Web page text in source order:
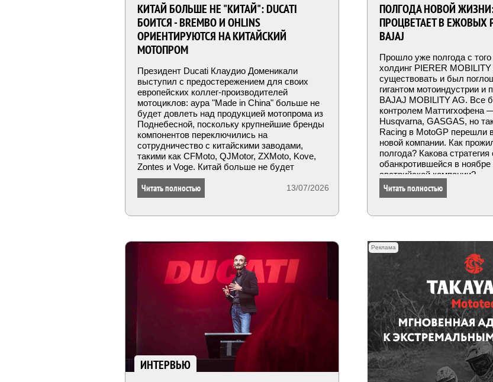
КИТАЙ БОЛЬШЕ НЕ "КИТАЙ": DUCATI
БОИТСЯ - BREMBO И OHLINS
ОРИЕНТИРУЮТСЯ НА КИТАЙСКИЙ
МОТОПРОМ
Президент Ducati Клаудио Доменикали
выступил с предостережением для своих
европейских коллег-производителей
мотоциклов: аура "Made in China" больше не
будет довлеть над продукцией мотопрома из
Поднебесной, поскольку крупнейшие бренды
компонентов переключились на
сотрудничество с китайскими заводами,
такими как CFMoto, QJMotor, ZXMoto, Kove,
Zontes и Voge. Китай больше не будет
"китаем", как только в спецификации их
мотоциклов серийно начнут появляться
мировые компоненты — Brembo, Ohlins,
13/07/2026
Читать полностью
ПОЛГОДА НОВОЙ ЖИЗНИ:
ПРОЦВЕТАЕТ В ЕЖОВЫХ
BAJAJ
Прошло уже полгода с
холдинг PIERER MOBILITY
существовать и был
гигантом мотоиндустрии и
BAJAJ MOBILITY AG. Все
контролем Маттигхофена
Husqvarna, GASGAS, но
Racing в MotoGP перешли
новой компании. Как
полгода? Какова стратегия
обанкротившейся в ноябре
австрийской компании?
Читать полностью
ИНТЕРВЬЮ
Реклама